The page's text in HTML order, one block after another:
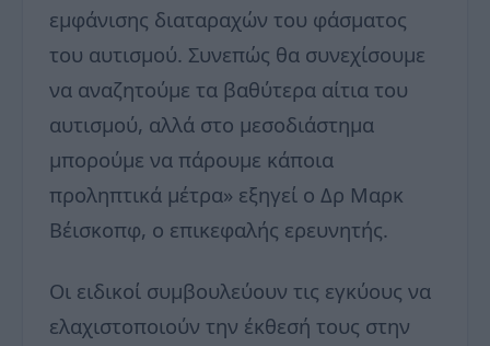
εμφάνισης διαταραχών του φάσματος
του αυτισμού. Συνεπώς θα συνεχίσουμε
να αναζητούμε τα βαθύτερα αίτια του
αυτισμού, αλλά στο μεσοδιάστημα
μπορούμε να πάρουμε κάποια
προληπτικά μέτρα» εξηγεί ο Δρ Μαρκ
Βέισκοπφ, ο επικεφαλής ερευνητής.
Οι ειδικοί συμβουλεύουν τις εγκύους να
ελαχιστοποιούν την έκθεσή τους στην